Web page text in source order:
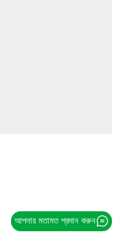
আপনার মতামত প্রদান করুন